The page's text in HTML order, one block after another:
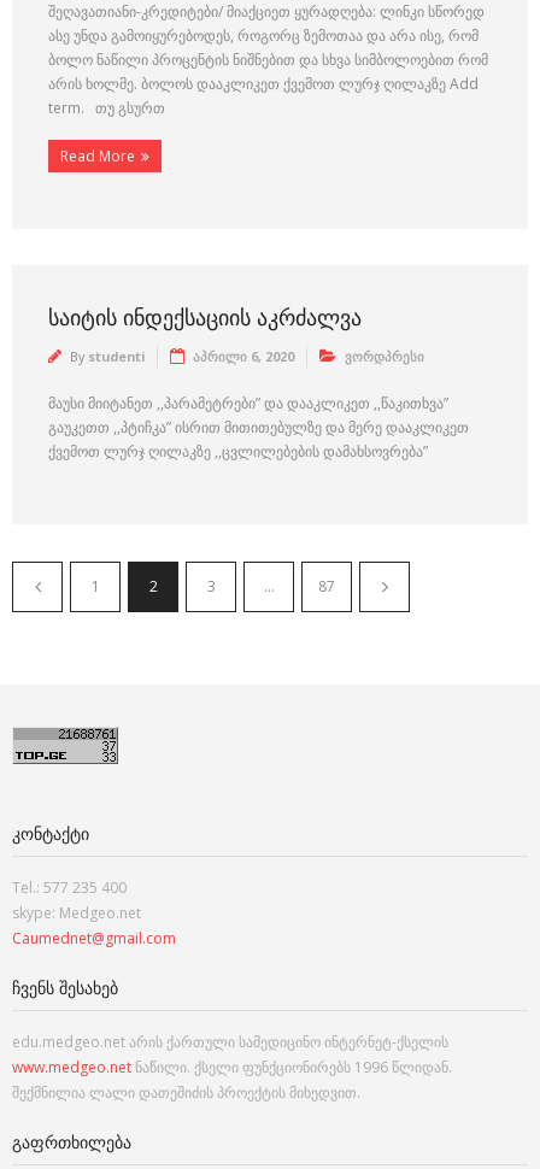
შეღავათიანი-კრედიტები/ მიაქციეთ ყურადღება: ლინკი სწორედ
ასე უნდა გამოიყურებოდეს, როგორც ზემოთაა და არა ისე, რომ
ბოლო ნაწილი პროცენტის ნიშნებით და სხვა სიმბოლოებით რომ
არის ხოლმე. ბოლოს დააკლიკეთ ქვემოთ ლურჯ ღილაკზე Add
term. თუ გსურთ
Read More
ᲡᲐᲘᲢᲘᲡ ᲘᲜᲓᲔᲥᲡᲐᲪᲘᲘᲡ ᲐᲙᲠᲫᲐᲚᲕᲐ
By studenti აპრილი 6, 2020 ვორდპრესი
მაუსი მიიტანეთ ,,პარამეტრები” და დააკლიკეთ ,,წაკითხვა”
გაუკეთთ ,,პტიჩკა” ისრით მითითებულზე და მერე დააკლიკეთ
ქვემოთ ლურჯ ღილაკზე ,,ცვლილებების დამახსოვრება”
1 2 3 … 87
ᲙᲝᲜᲢᲐᲥᲢᲘ
Tel.: 577 235 400
skype: Medgeo.net
Caumednet@gmail.com
ᲩᲕᲔᲜᲡ ᲨᲔᲡᲐᲮᲔᲑ
edu.medgeo.net არის ქართული სამედიცინო ინტერნეტ-ქსელის
www.medgeo.net ნაწილი. ქსელი ფუნქციონირებს 1996 წლიდან.
შექმნილია ლალი დათეშიძის პროექტის მიხედვით.
ᲒᲐᲤᲠᲗᲮᲘᲚᲔᲑᲐ